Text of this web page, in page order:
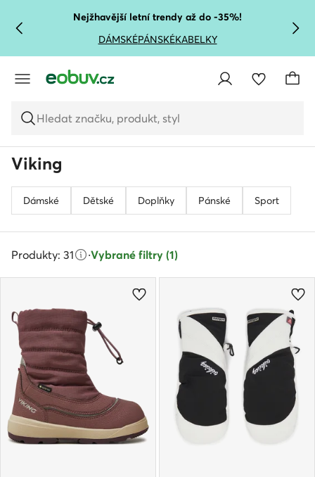
PŘEJÍT NA HLAVNÍ OBSAH
PŘEJÍT NA VYHLEDÁVÁNÍ
Nejžhavější letní trendy až do -35%!
DÁMSKÉPÁNSKÉKABELKY
Hledat značku, produkt, styl
Viking
Dámské Dětské Doplňky Pánské Sport
Produkty: 31 ·Vybrané filtry (1)